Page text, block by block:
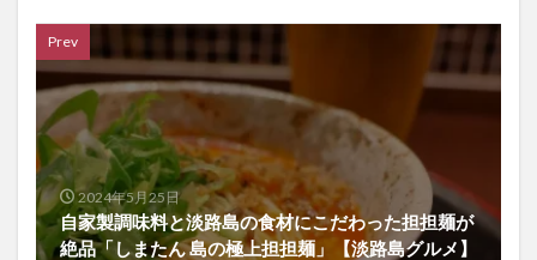
Prev
2024年5月25日
自家製調味料と淡路島の食材にこだわった担担麺が
絶品「しまたん 島の極上担担麺」【淡路島グルメ】